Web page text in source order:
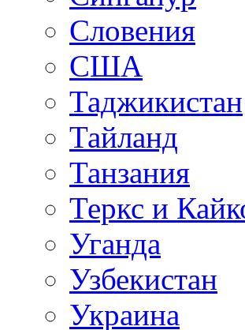
Словения
США
Таджикистан
Тайланд
Танзания
Теркс и
Уганда
Узбекистан
Украина